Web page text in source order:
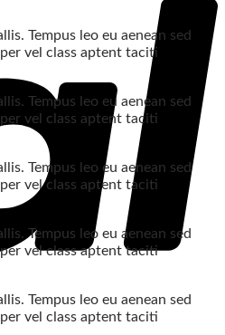
Tempus leo eu aenean sed
vel class aptent taciti
Tempus leo eu aenean sed
vel class aptent taciti
Tempus leo eu aenean sed
vel class aptent taciti
Tempus leo eu aenean sed
vel class aptent taciti
Tempus leo eu aenean sed
vel class aptent taciti